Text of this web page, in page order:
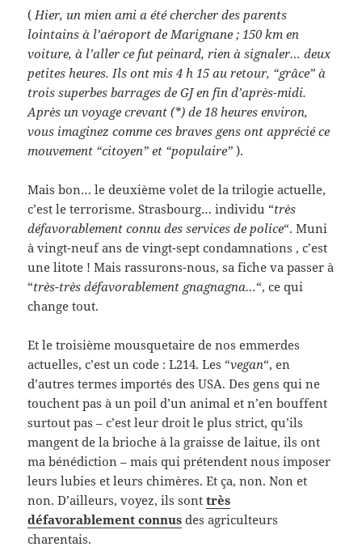
( Hier, un mien ami a été chercher des parents
lointains à l’aéroport de Marignane ; 150 km en
voiture, à l’aller ce fut peinard, rien à signaler… deux
petites heures. Ils ont mis 4 h 15 au retour, “grâce” à
trois superbes barrages de GJ en fin d’après-midi.
Après un voyage crevant (*) de 18 heures environ,
vous imaginez comme ces braves gens ont apprécié ce
mouvement “citoyen” et “populaire”).
Mais bon… le deuxième volet de la trilogie actuelle,
c’est le terrorisme. Strasbourg… individu “très
défavorablement connu des services de police“. Muni
à vingt-neuf ans de vingt-sept condamnations , c’est
une litote ! Mais rassurons-nous, sa fiche va passer à
“très-très défavorablement gnagnagna…“, ce qui
change tout.
Et le troisième mousquetaire de nos emmerdes
actuelles, c’est un code : L214. Les “vegan“, en
d’autres termes importés des USA. Des gens qui ne
touchent pas à un poil d’un animal et n’en bouffent
surtout pas – c’est leur droit le plus strict, qu’ils
mangent de la brioche à la graisse de laitue, ils ont
ma bénédiction – mais qui prétendent nous imposer
leurs lubies et leurs chimères. Et ça, non. Non et
non. D’ailleurs, voyez, ils sonttrès
défavorablement connus des agriculteurs
charentais.